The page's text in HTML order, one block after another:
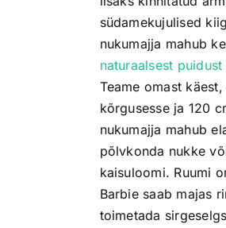
südamekujulised
nukumajja mahub
naturaalsest
Teame omast käest,
kõrgusesse ja 120
nukumajja mahub
põlvkonda nukke
kaisuloomi. Ruumi
Barbie saab majas
toimetada